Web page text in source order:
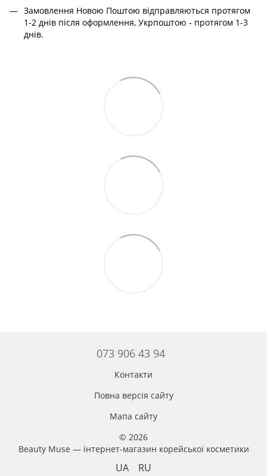
Замовлення Новою Поштою відправляються протягом
1-2 днів після оформлення, Укрпоштою - протягом 1-3
днів.
073 906 43 94
Контакти
Повна версія сайту
Мапа сайту
© 2026
Beauty Muse — інтернет-магазин корейської косметики
UA RU